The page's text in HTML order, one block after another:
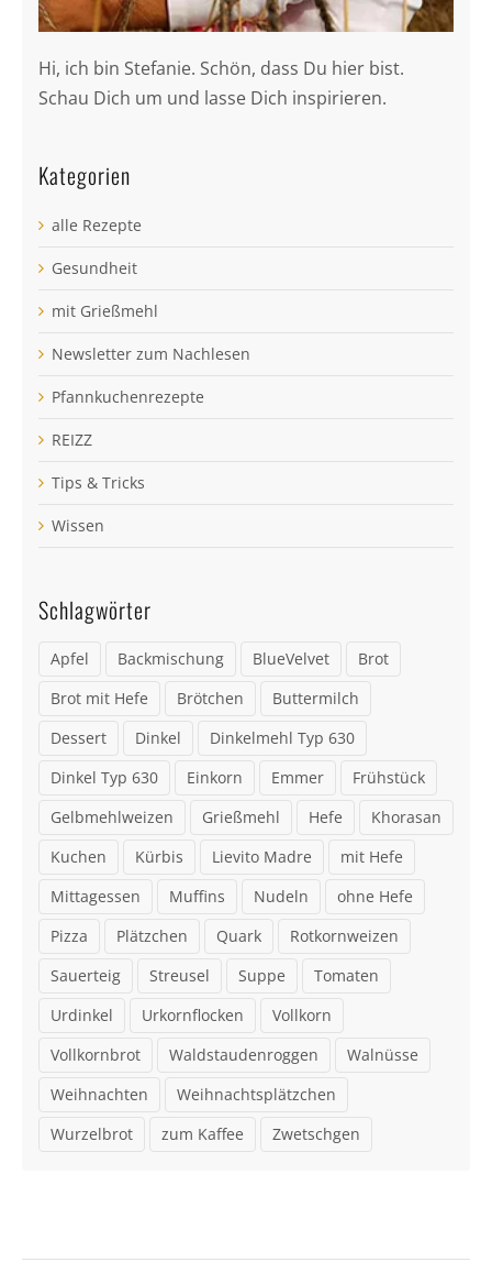
Hi, ich bin Stefanie. Schön, dass Du hier bist.
Schau Dich um und lasse Dich inspirieren.
Kategorien
alle Rezepte
Gesundheit
mit Grießmehl
Newsletter zum Nachlesen
Pfannkuchenrezepte
REIZZ
Tips & Tricks
Wissen
Schlagwörter
Apfel Backmischung BlueVelvet
Brot
Brot mit Hefe
Brötchen
Buttermilch
Dessert
Dinkel
Dinkelmehl Typ 630
Dinkel Typ 630
Einkorn Emmer
Frühstück
Gelbmehlweizen
Grießmehl Hefe
Khorasan
Kuchen
Kürbis Lievito Madre
mit Hefe
Mittagessen
Muffins Nudeln
ohne Hefe
Pizza
Plätzchen Quark
Rotkornweizen
Sauerteig
Streusel Suppe
Tomaten
Urdinkel
Urkornflocken
Vollkorn
Vollkornbrot
Waldstaudenroggen
Walnüsse
Weihnachten
Weihnachtsplätzchen
Wurzelbrot
zum Kaffee Zwetschgen